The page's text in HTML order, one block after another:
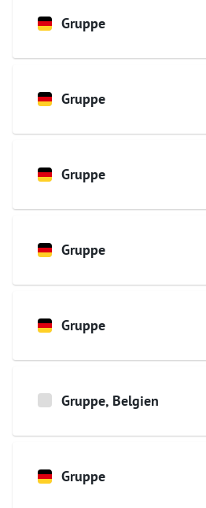
Gruppe
Gruppe
Gruppe
Gruppe
Gruppe
Gruppe, Belgien
Gruppe